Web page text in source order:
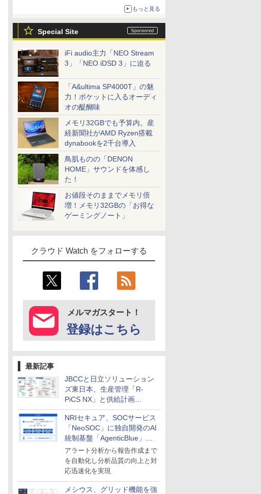
もっと見る
Special Site
iFi audio主力「NEO Stream
3」「NEO iDSD 3」に迫る
「A&ultima SP4000T」の魅
力！ポケットに入るオーディ
オの醍醐味
メモリ32GBでも予算内。産
経新聞社がAMD Ryzen搭載
dynabookを2千台導入
鳥肌ものの「DENON
HOME」サウンドを体感し
た！
お値段そのままでメモリ倍
増！メモリ32GBの「お得な
ゲーミングノート」
クラウド Watch をフォローする
メルマガスタート！
登録はこちら
最新記事
JBCCと日立ソリューション
ズ東日本、生産管理「R-
PiCS NX」と供給計画
「scSQUARE ISP」の連携サ
ービスを提供開始
NRIセキュア、SOCサービス
「NeoSOC」に独自開発のAI
統制基盤「AgenticBlue」を
導入
アラート分析から報告作成まで
を自動化し分析品質の向上と対
応迅速化を実現
メシウス、グリッド機能を強